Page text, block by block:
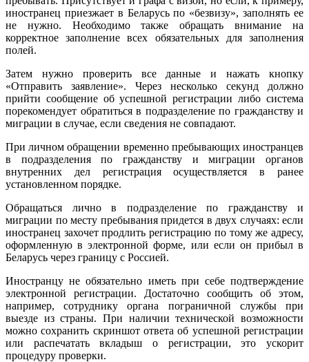
иностранец приезжает в Беларусь по «безвизу», заполнять ее
не нужно. Необходимо также обращать внимание на
корректное заполнение всех обязательных для заполнения
полей.
Затем нужно проверить все данные и нажать кнопку
«Отправить заявление». Через несколько секунд должно
прийти сообщение об успешной регистрации либо система
порекомендует обратиться в подразделение по гражданству и
миграции в случае, если сведения не совпадают.
При личном обращении временно пребывающих иностранцев
в подразделения по гражданству и миграции органов
внутренних дел регистрация осуществляется в ранее
установленном порядке.
Обращаться лично в подразделение по гражданству и
миграции по месту пребывания придется в двух случаях: если
иностранец захочет продлить регистрацию по тому же адресу,
оформленную в электронной форме, или если он прибыл в
Беларусь через границу с Россией.
Иностранцу не обязательно иметь при себе подтверждение
электронной регистрации. Достаточно сообщить об этом,
например, сотруднику органа пограничной службы при
выезде из страны. При наличии технической возможности
можно сохранить скриншот ответа об успешной регистрации
или распечатать вкладыш о регистрации, это ускорит
процедуру проверки.